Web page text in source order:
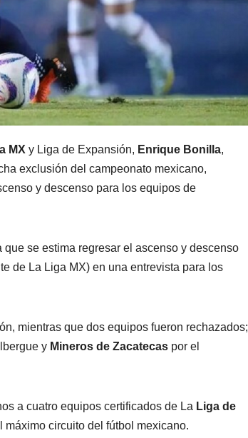
MX y Liga de Expansión, Enrique Bonilla,
exclusión del campeonato mexicano,
y descenso para los equipos de
que se estima regresar el ascenso y descenso
de La Liga MX) en una entrevista para los
mientras que dos equipos fueron rechazados;
y Mineros de Zacatecas por el
a cuatro equipos certificados de La Liga de
circuito del fútbol mexicano.